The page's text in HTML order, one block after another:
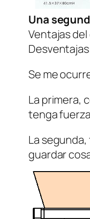
Una
Ventajas
Se me
La primera,
tenga
La
guardar